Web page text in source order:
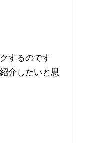
するのです
介したいと思